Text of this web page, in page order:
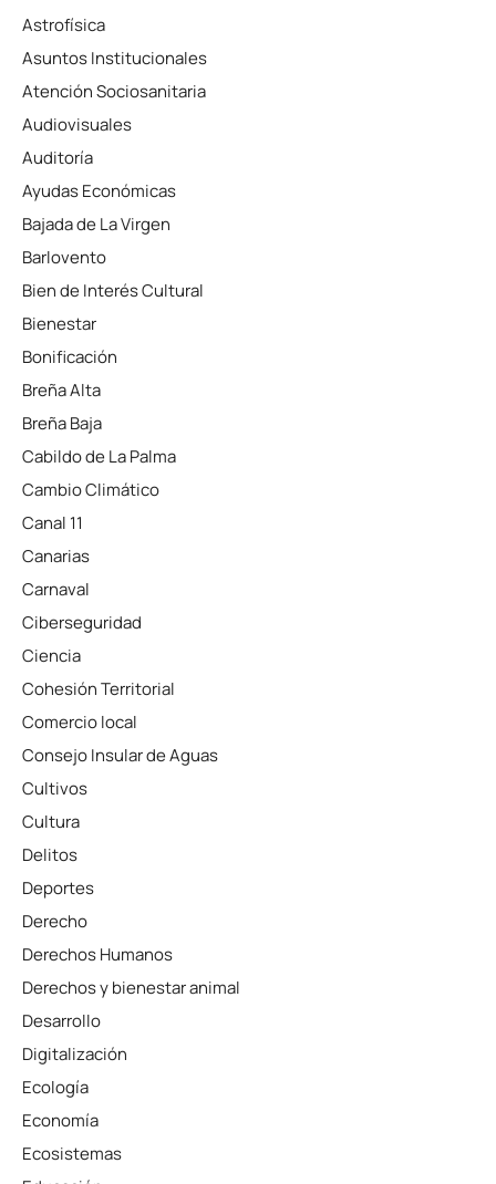
Astrofísica
Asuntos Institucionales
Atención Sociosanitaria
Audiovisuales
Auditoría
Ayudas Económicas
Bajada de La Virgen
Barlovento
Bien de Interés Cultural
Bienestar
Bonificación
Breña Alta
Breña Baja
Cabildo de La Palma
Cambio Climático
Canal 11
Canarias
Carnaval
Ciberseguridad
Ciencia
Cohesión Territorial
Comercio local
Consejo Insular de Aguas
Cultivos
Cultura
Delitos
Deportes
Derecho
Derechos Humanos
Derechos y bienestar animal
Desarrollo
Digitalización
Ecología
Economía
Ecosistemas